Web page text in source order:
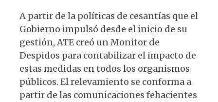
A partir de la políticas de cesantías que el
Gobierno impulsó desde el inicio de su
gestión, ATE creó un Monitor de
Despidos para contabilizar el impacto de
estas medidas en todos los organismos
públicos. El relevamiento se conforma a
partir de las comunicaciones fehacientes